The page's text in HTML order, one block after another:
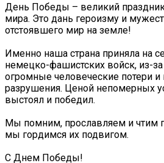
День Победы – великий
мира. Это дань героизму и
отстоявшего мир на земле!
Именно наша страна приняла на
немецко-фашистских войск, из-за
огромные человеческие потери
разрушения. Ценой непомерных
выстоял и победил.
Мы помним, прославляем и чтим
мы гордимся их подвигом.
С Днем Победы!